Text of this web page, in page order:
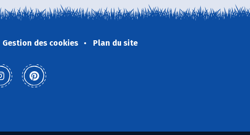
Gestion des cookies Plan du site